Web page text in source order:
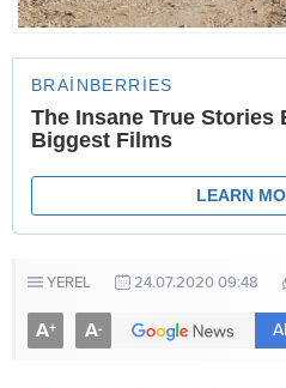
YEREL 24.07.2020 09:48
A+ A-